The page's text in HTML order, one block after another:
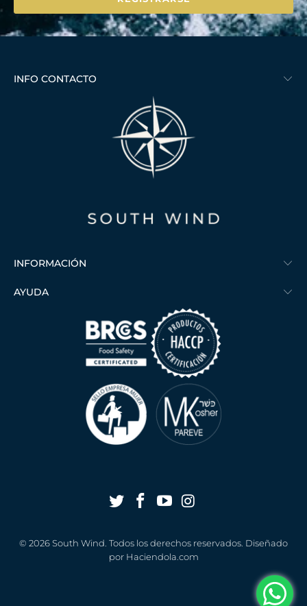
INFO CONTACTO
INFORMACIÓN
AYUDA
© 2026South Wind . Todos los derechos reservados. Diseñado
por Haciendola.com